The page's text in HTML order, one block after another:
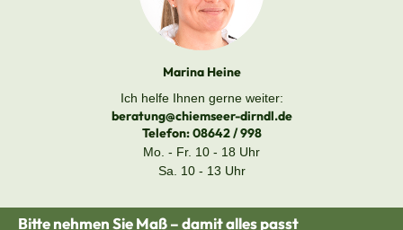
Marina Heine
Ich helfe Ihnen gerne weiter:
beratung@chiemseer-dirndl.de
Telefon:08642 / 998
Mo. - Fr. 10 - 18 Uhr
Sa. 10 - 13 Uhr
Bitte nehmen Sie Maß – damit alles passt